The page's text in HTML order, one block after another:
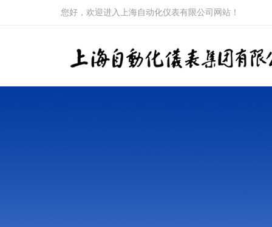
您好，欢迎进入上海自动化仪表有限公司网站！